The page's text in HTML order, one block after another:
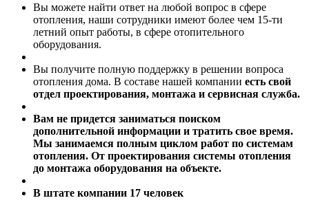
Вы можете найти ответ на любой вопрос в сфере
отопления, наши сотрудники имеют более чем 15-ти
летний опыт работы, в сфере отопительного
оборудования.
Вы получите полную поддержку в решении вопроса
отопления дома. В составе нашей компании есть свой
отдел проектирования, монтажа и сервисная служба.
Вам не придется заниматься поиском
дополнительной информации и тратить свое время.
Мы занимаемся полным циклом работ по системам
отопления. От проектирования системы отопления
до монтажа оборудования на объекте.
В штате компании 17 человек